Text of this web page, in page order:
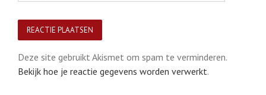
Deze site gebruikt Akismet om spam te verminderen.
Bekijk hoe je reactie gegevens worden verwerkt.